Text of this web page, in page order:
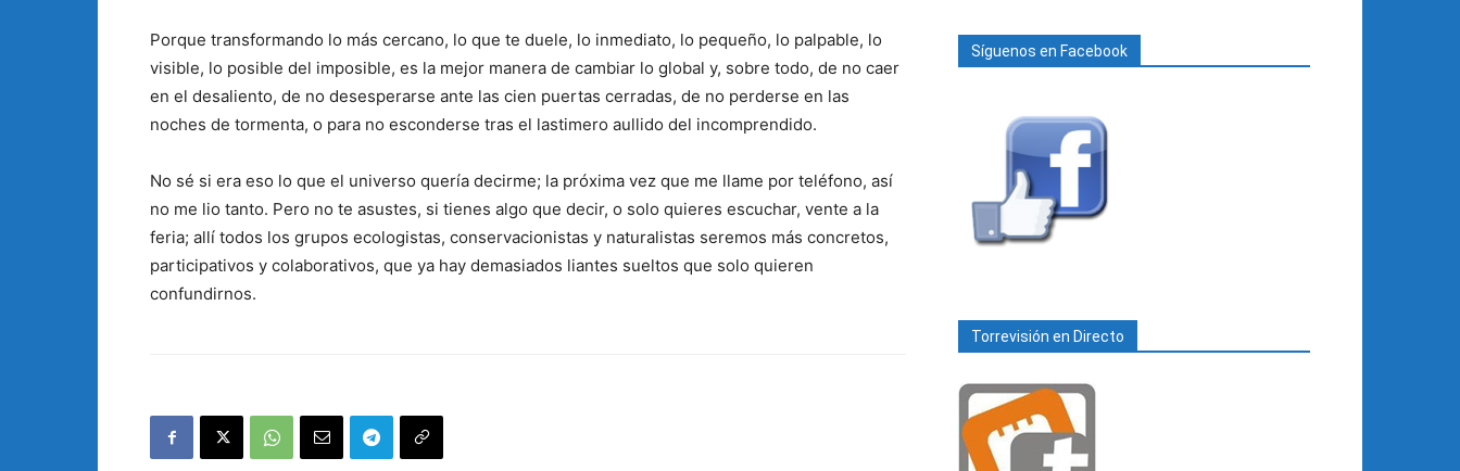
Porque transformando lo más cercano, lo que te duele, lo inmediato, lo pequeño, lo palpable, lo
visible, lo posible del imposible, es la mejor manera de cambiar lo global y, sobre todo, de no caer
en el desaliento, de no desesperarse ante las cien puertas cerradas, de no perderse en las
noches de tormenta, o para no esconderse tras el lastimero aullido del incomprendido.
No sé si era eso lo que el universo quería decirme; la próxima vez que me llame por teléfono, así
no me lio tanto. Pero no te asustes, si tienes algo que decir, o solo quieres escuchar, vente a la
feria; allí todos los grupos ecologistas, conservacionistas y naturalistas seremos más concretos,
participativos y colaborativos, que ya hay demasiados liantes sueltos que solo quieren
confundirnos.
Síguenos en Facebook
Torrevisión en Directo